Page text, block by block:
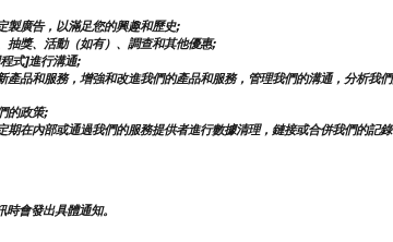
製廣告，以滿足您的興趣和歷史;
抽獎、活動（如有）、調查和其他優惠;
式]進行溝通;
品和服務，增強和改進我們的產品和服務，管理我們的溝通，分析
的政策;
在內部或通過我們的服務提供者進行數據清理，鏈接或合併我們的記錄
會發出具體通知。